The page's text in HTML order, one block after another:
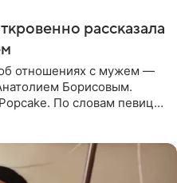
рассказала
об отношениях с мужем —
Борисовым.
По словам певицы,